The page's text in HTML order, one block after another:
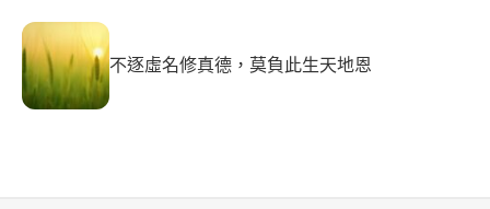
不逐虛名修真德，莫負此生天地恩